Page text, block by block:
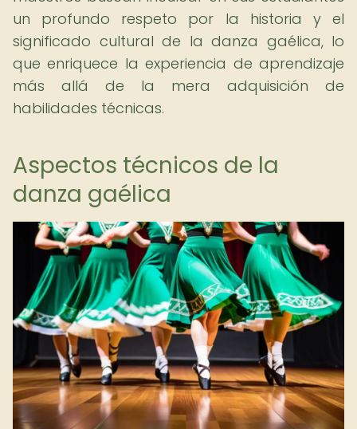
un profundo respeto por la historia y el
significado cultural de la danza gaélica, lo
que enriquece la experiencia de aprendizaje
más allá de la mera adquisición de
habilidades técnicas.
Aspectos técnicos de la
danza gaélica